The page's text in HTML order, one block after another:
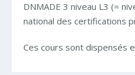
DNMADE 3 niveau L3 (=
national des certifications
Ces cours sont dispensés